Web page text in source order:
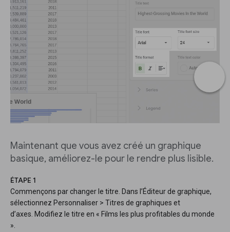
Maintenant que vous avez créé un graphique
basique, améliorez-le pour le rendre plus lisible.
ÉTAPE 1
Commençons par changer le titre. Dans l’Éditeur de graphique,
sélectionnez Personnaliser > Titres de graphiques et
d’axes. Modifiez le titre en « Films les plus profitables du monde
».